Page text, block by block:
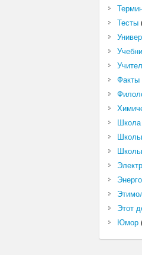
Тесты
Факты
Школа
Этот
Юмор